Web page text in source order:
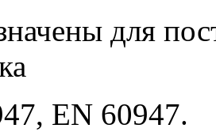
для
EN 60947.